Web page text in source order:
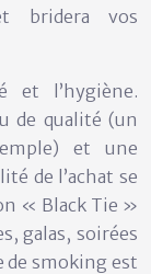
bridera vos
et l’hygiène.
de qualité (un
et une
de l’achat se
« Black Tie »
galas, soirées
de smoking est